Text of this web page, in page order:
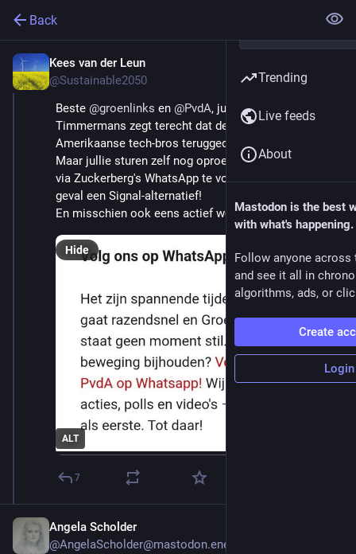
Back
Kees van der Leun
@Sustainable2050
Beste @groenlinks en @PvdA, jullie Frans
Timmermans zegt terecht dat de macht van de
Amerikaanse tech-bros teruggedrongen moet worden.
Maar jullie sturen zelf nog oproepen om jullie nieuws
via Zuckerberg's WhatsApp te volgen. Bied dan in elk
geval een Signal-alternatief!
En misschien ook eens actief worden op Mastodon?
ALT
Hide
7
Angela Scholder
@AngelaScholder@mastodon.energy
Trending
Live feeds
About
Mastodon is the best
with what's happening.
Follow anyone across
and see it all in
algorithms, ads, or
Create
Login